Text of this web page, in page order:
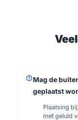
helpMag de
geplaatst
Plaatsing
met geluid